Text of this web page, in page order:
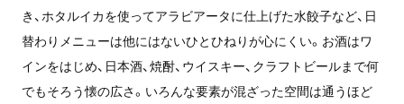
き、ホタルイカを使ってアラビアータに仕上げた水餃子など、日
替わりメニューは他にはないひとひねりが心にくい。お酒はワ
インをはじめ、日本酒、焼酎、ウイスキー、クラフトビールまで何
でもそろう懐の広さ。いろんな要素が混ざった空間は通うほど